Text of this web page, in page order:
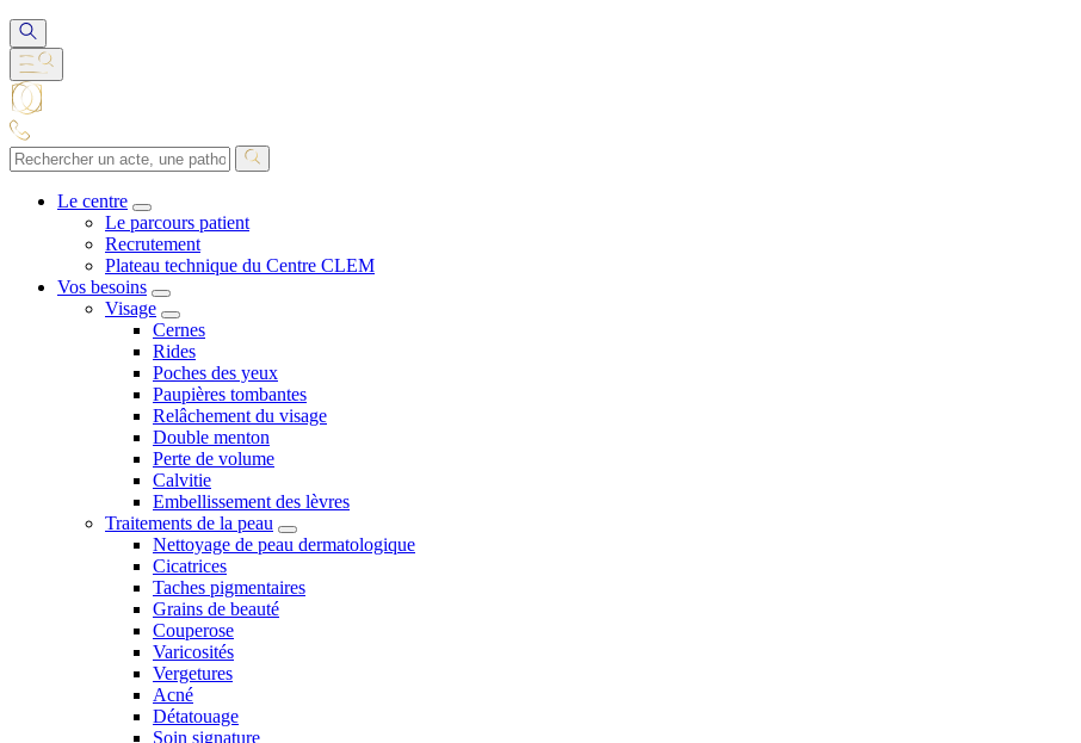
Le centre
Le parcours patient
Recrutement
Plateau technique du Centre CLEM
Vos besoins
Visage
Cernes
Rides
Poches des yeux
Paupières tombantes
Relâchement du visage
Double menton
Perte de volume
Calvitie
Embellissement des lèvres
Traitements de la peau
Nettoyage de peau dermatologique
Cicatrices
Taches pigmentaires
Grains de beauté
Couperose
Varicosités
Vergetures
Acné
Détatouage
Soin signature